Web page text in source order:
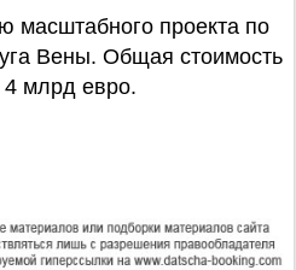
масштабного проекта по
Вены. Общая стоимость
4 млрд евро.